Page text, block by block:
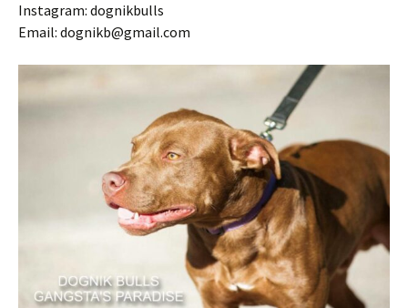
Instagram: dognikbulls
Email: dognikb@gmail.com